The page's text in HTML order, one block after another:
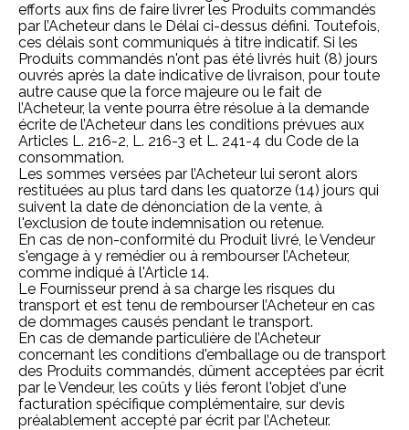
efforts aux fins de faire livrer les Produits commandés
par l’Acheteur dans le Délai ci-dessus défini. Toutefois,
ces délais sont communiqués à titre indicatif. Si les
Produits commandés n'ont pas été livrés huit (8) jours
ouvrés après la date indicative de livraison, pour toute
autre cause que la force majeure ou le fait de
l’Acheteur, la vente pourra être résolue à la demande
écrite de l’Acheteur dans les conditions prévues aux
Articles L. 216-2, L. 216-3 et L. 241-4 du Code de la
consommation.
Les sommes versées par l’Acheteur lui seront alors
restituées au plus tard dans les quatorze (14) jours qui
suivent la date de dénonciation de la vente, à
l'exclusion de toute indemnisation ou retenue.
En cas de non-conformité du Produit livré, le Vendeur
s'engage à y remédier ou à rembourser l’Acheteur,
comme indiqué à l'Article 14.
Le Fournisseur prend à sa charge les risques du
transport et est tenu de rembourser l’Acheteur en cas
de dommages causés pendant le transport.
En cas de demande particulière de l’Acheteur
concernant les conditions d'emballage ou de transport
des Produits commandés, dûment acceptées par écrit
par le Vendeur, les coûts y liés feront l'objet d'une
facturation spécifique complémentaire, sur devis
préalablement accepté par écrit par l’Acheteur.